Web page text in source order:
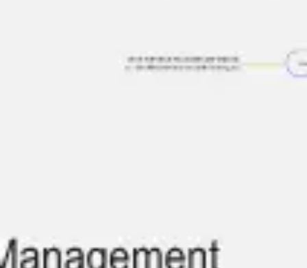
Tworzenie diagramów i map